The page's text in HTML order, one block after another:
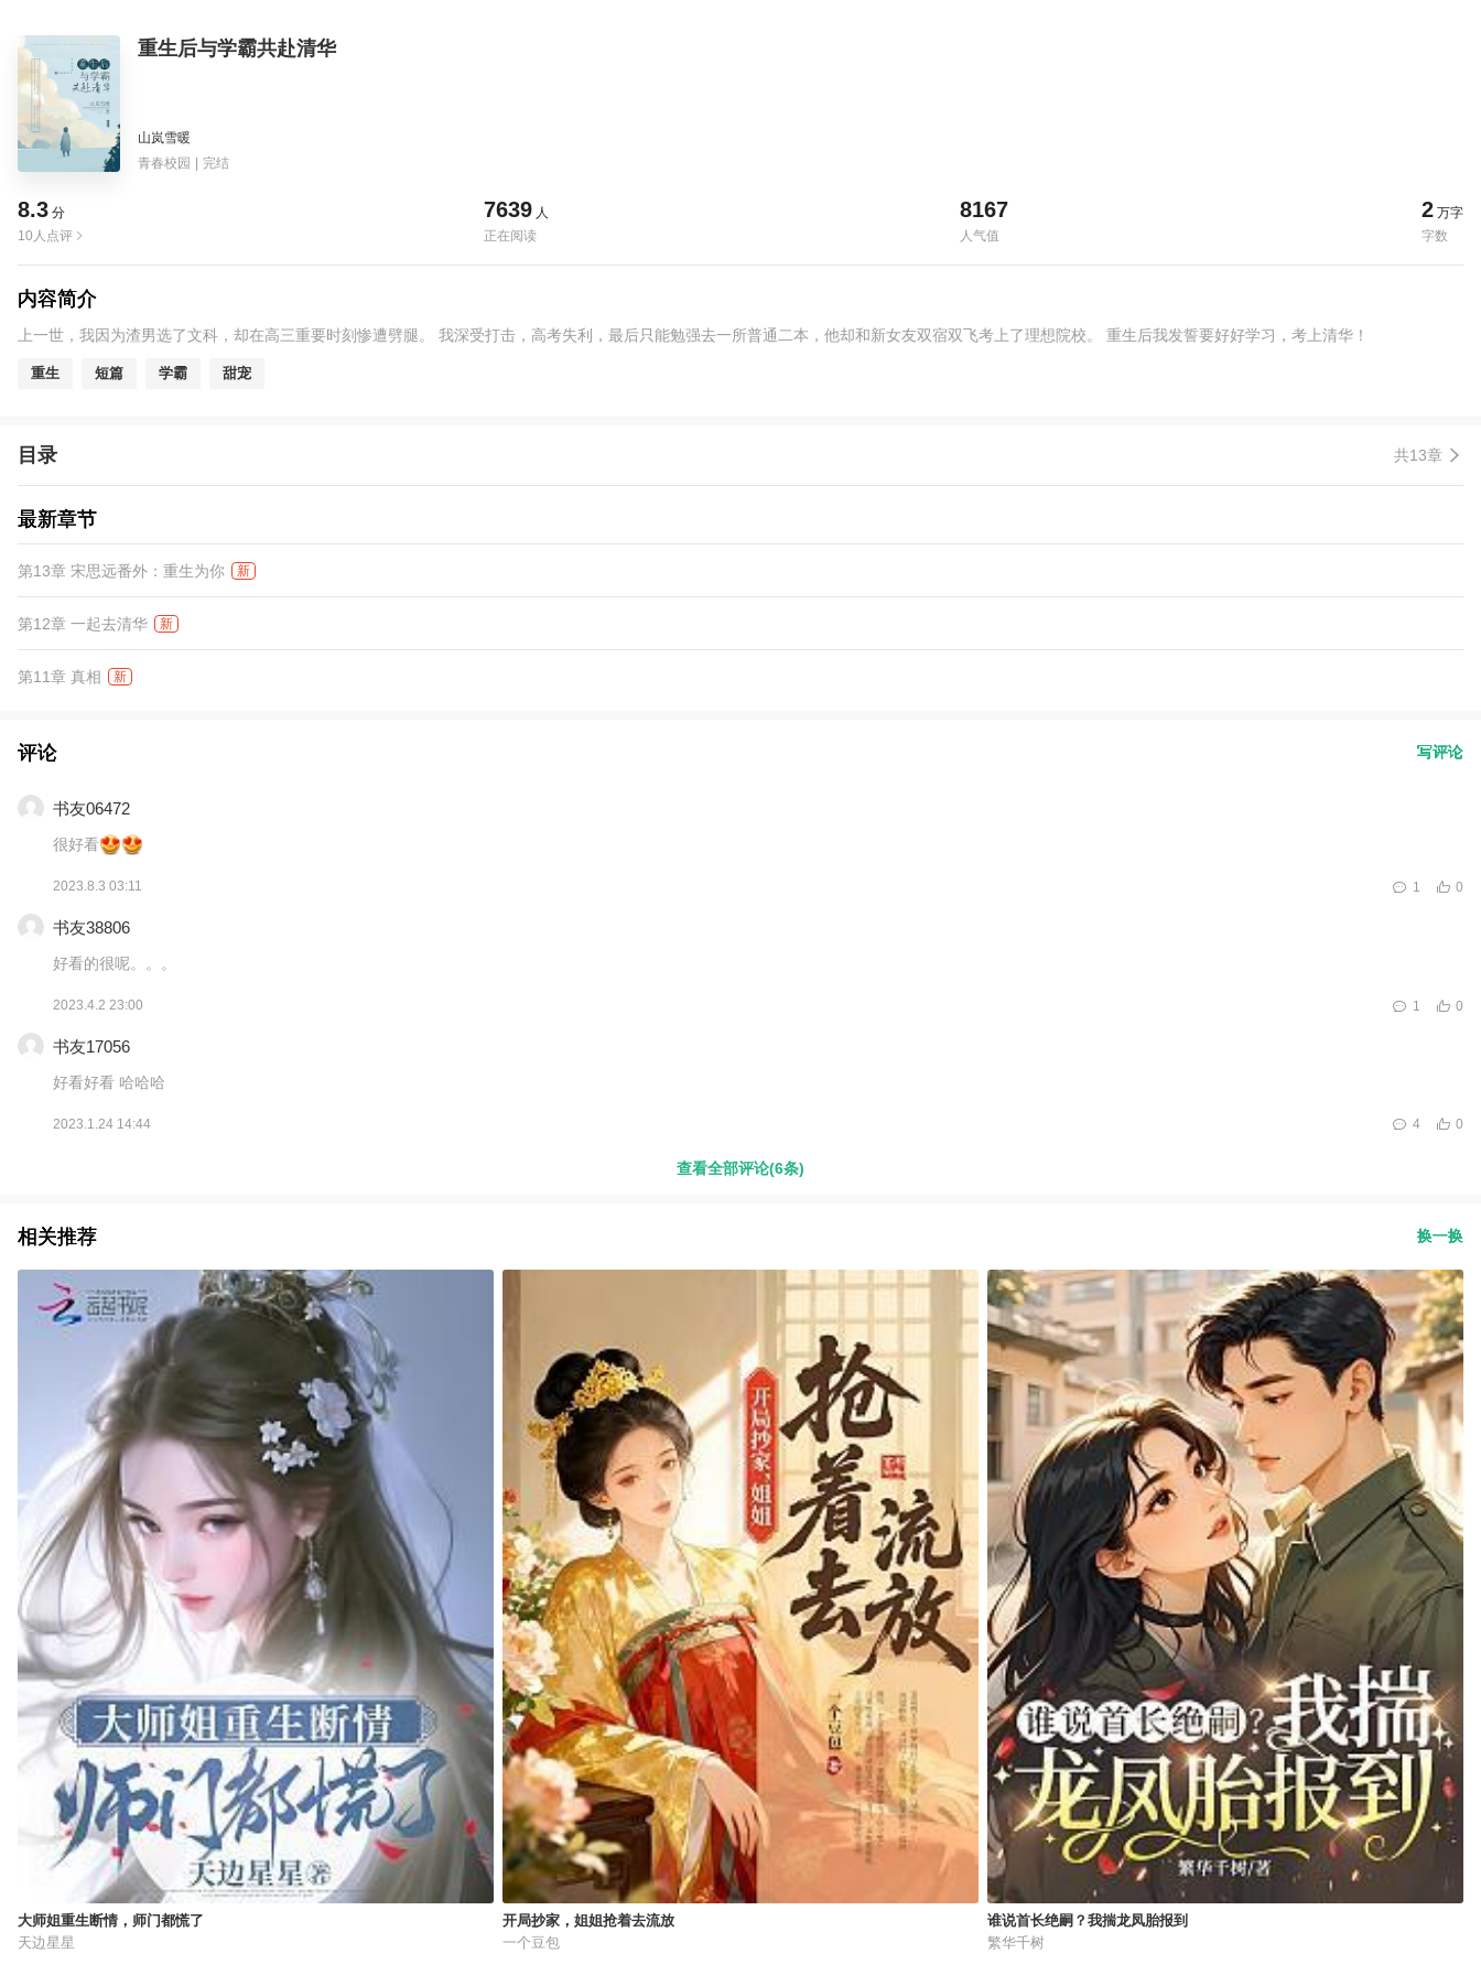
重生后与学霸共赴清华
山岚雪暖
青春校园 | 完结
8.3 分
10人点评
7639 人
正在阅读
8167
人气值
2 万字
字数
内容简介
上一世，我因为渣男选了文科，却在高三重要时刻惨遭劈腿。 我深受打击，高考失利，最后只能勉强去一所普通二本，他却和新女友双宿双飞考上了理想院校。 重生后我发誓要好好学习，考上清华！
重生 短篇 学霸 甜宠
目录 共13章
最新章节
第13章 宋思远番外：重生为你 新
第12章 一起去清华 新
第11章 真相 新
评论 写评论
书友06472
很好看
2023.8.3 03:11 0
1
书友38806
好看的很呢。。。
2023.4.2 23:00 0
1
书友17056
好看好看 哈哈哈
2023.1.24 14:44 0
4
查看全部评论(6条)
相关推荐 换一换
大师姐重生断情，师门都慌了
天边星星
开局抄家，姐姐抢着去流放
一个豆包
谁说首长绝嗣？我揣龙凤胎报到
繁华千树